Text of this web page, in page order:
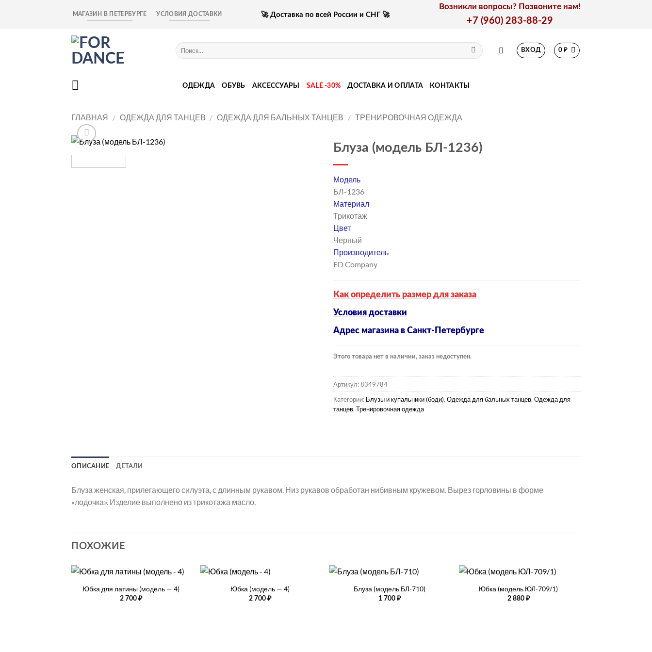
МАГАЗИН В ПЕТЕРБУРГЕ УСЛОВИЯ ДОСТАВКИ 🚀 Доставка по всей России и СНГ 🚀
Возникли вопросы? Позвоните нам!
+7 (960) 283-88-29
Искать:
ВХОД 0₽
ОДЕЖДА ОБУВЬ АКСЕССУАРЫ SALE -30% ДОСТАВКА И ОПЛАТА КОНТАКТЫ
ГЛАВНАЯ / ОДЕЖДА ДЛЯ ТАНЦЕВ / ОДЕЖДА ДЛЯ БАЛЬНЫХ ТАНЦЕВ / ТРЕНИРОВОЧНАЯ ОДЕЖДА
Блуза (модель БЛ-1236)
Модель
БЛ-1236
Материал
Трикотаж
Цвет
Черный
Производитель
FD Company
Как определить размер для заказа
Условия доставки
Адрес магазина в Санкт-Петербурге
Этого товара нет в наличии, заказ недоступен.
Артикул:8349784
Категории: Блузы и купальники (боди), Одежда для бальных танцев, Одежда для
танцев, Тренировочная одежда
ОПИСАНИЕ ДЕТАЛИ
Блуза женская, прилегающего силуэта, с длинным рукавом. Низ рукавов обработан нибивным кружевом. Вырез горловины в форме
«лодочка». Изделие выполнено из трикотажа масло.
ПОХОЖИЕ
+
Юбка для латины (модель — 4)
2 700₽
+
Юбка (модель — 4)
2 700₽
+
Блуза (модель БЛ-710)
1 700 ₽
+
Юбка (модель ЮЛ-709/1)
2 880 ₽